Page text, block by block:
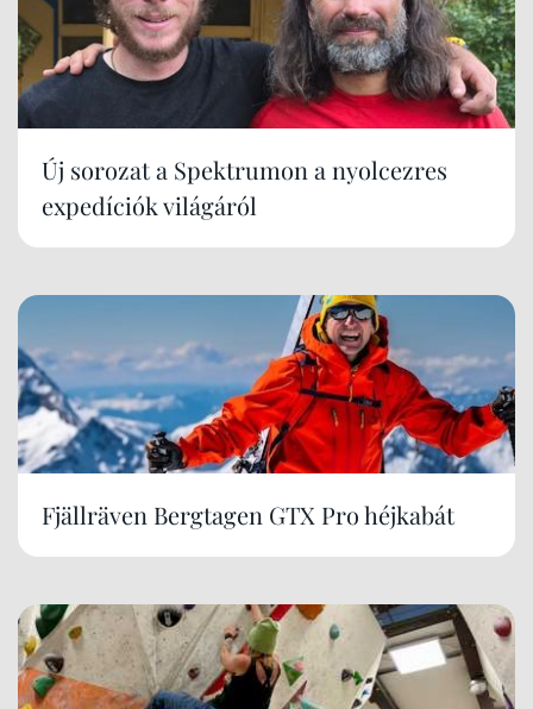
Új sorozat a Spektrumon a nyolcezres
expedíciók világáról
Fjällräven Bergtagen GTX Pro héjkabát